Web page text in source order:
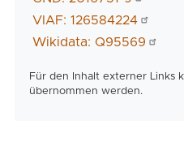
VIAF: 126584224
Wikidata: Q95569
Für den Inhalt externer Links
übernommen werden.